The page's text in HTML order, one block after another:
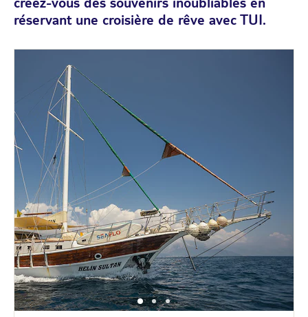
réservant une croisière de rêve avec TUI.